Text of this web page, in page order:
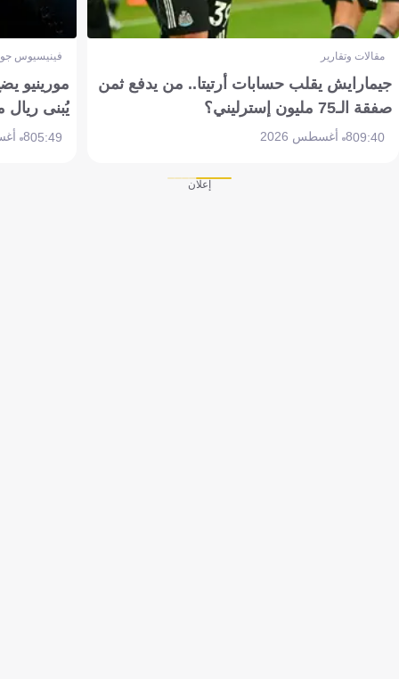
مقالات وتقارير
جيمارايش يقلب حسابات أرتيتا.. من يدفع ثمن
صفقة الـ75 مليون إسترليني؟
09:408 أغسطس 2026
فينيسيوس
مورينيو
يُبنى ريال
05:498 أغسطس 2026
إعلان